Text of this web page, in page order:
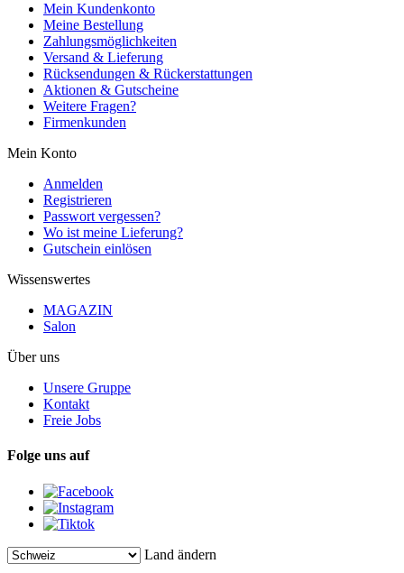
Mein Kundenkonto
Meine Bestellung
Zahlungsmöglichkeiten
Versand & Lieferung
Rücksendungen & Rückerstattungen
Aktionen & Gutscheine
Weitere Fragen?
Firmenkunden
Mein Konto
Anmelden
Registrieren
Passwort vergessen?
Wo ist meine Lieferung?
Gutschein einlösen
Wissenswertes
MAGAZIN
Salon
Über uns
Unsere Gruppe
Kontakt
Freie Jobs
Folge uns auf
Land ändern